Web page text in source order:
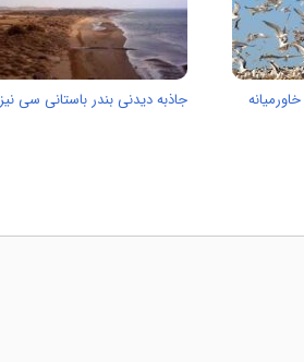
جاذبه دیدنی بندر باستانی سی